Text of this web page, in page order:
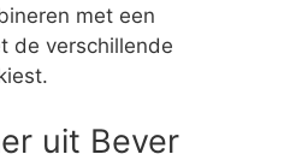
met een
de verschillende
uit Bever